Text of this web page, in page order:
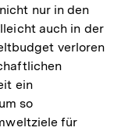
nur in den
auch in der
verloren
ein
so
für